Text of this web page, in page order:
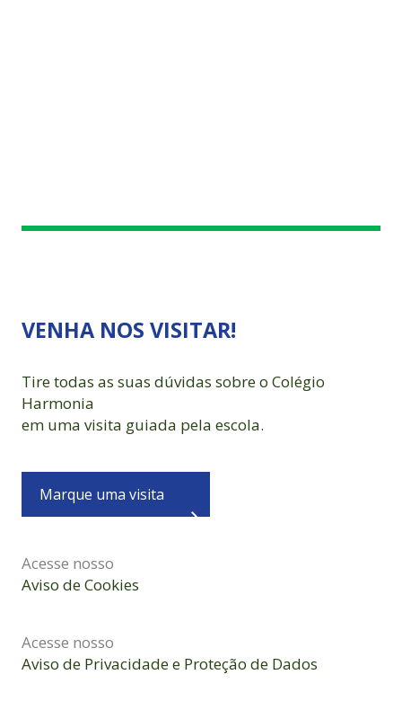
VENHA NOS VISITAR!
Tire todas as suas dúvidas sobre o Colégio
Harmonia
em uma visita guiada pela escola.
Marque uma visita
Acesse nosso
Aviso de Cookies
Acesse nosso
Aviso de Privacidade e Proteção de Dados